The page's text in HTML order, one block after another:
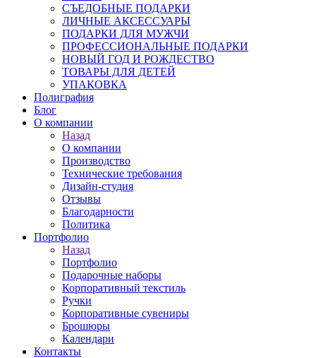
СЪЕДОБНЫЕ ПОДАРКИ
ЛИЧНЫЕ АКСЕССУАРЫ
ПОДАРКИ ДЛЯ МУЖЧИ
ПРОФЕССИОНАЛЬНЫЕ ПОДАРКИ
НОВЫЙ ГОД И РОЖДЕСТВО
ТОВАРЫ ДЛЯ ДЕТЕЙ
УПАКОВКА
Полиграфия
Блог
О компании
Назад
О компании
Производство
Технические требования
Дизайн-студия
Отзывы
Благодарности
Политика
Портфолио
Назад
Портфолио
Подарочные наборы
Корпоративный текстиль
Ручки
Корпоративные сувениры
Брошюры
Календари
Контакты